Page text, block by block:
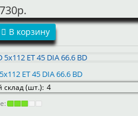
В корзину
ET 45 DIA 66.6 BD
склад (шт.): 4